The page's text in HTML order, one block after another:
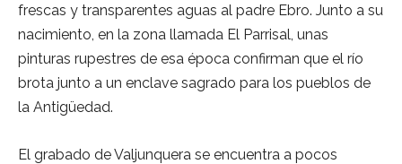
frescas y transparentes aguas al padre Ebro. Junto a su
nacimiento, en la zona llamada El Parrisal, unas
pinturas rupestres de esa época confirman que el río
brota junto a un enclave sagrado para los pueblos de
la Antigüedad.
El grabado de Valjunquera se encuentra a pocos